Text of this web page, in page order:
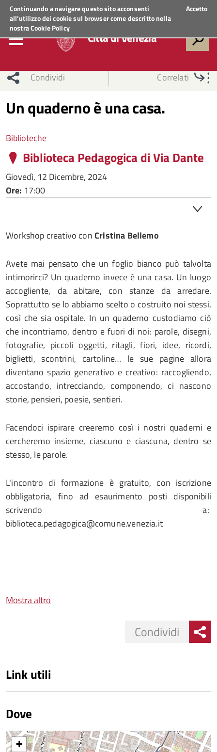
Continuando a navigare questo sito acconsenti
all'utilizzo dei cookie sul browser come descritto nella
nostraCookie Policy
Accetto
Regione VenetoACCEDI AI SERVIZI
Città di Venezia
Condividi Correlati
Un quaderno è una casa.
Biblioteche
Biblioteca Pedagogica di Via Dante
Giovedì, 12 Dicembre, 2024
Ore: 17:00
Workshop creativo conCristina Bellemo
Avete mai pensato che un foglio bianco può talvolta
intimorirci? Un quaderno invece è una casa. Un luogo
accogliente, da abitare, con stanze da arredare.
Soprattutto se lo abbiamo scelto o costruito noi stessi,
così che sia ospitale. In un quaderno custodiamo ciò
che incontriamo, dentro e fuori di noi: parole, disegni,
fotografie, piccoli oggetti, ritagli, fiori, idee, ricordi,
biglietti, scontrini, cartoline… le sue pagine allora
diventano spazio generativo e creativo: raccogliendo,
accostando, intrecciando, componendo, ci nascono
storie, pensieri, poesie, sentieri.
Facendoci ispirare creeremo così i nostri quaderni e
cercheremo insieme, ciascuno e ciascuna, dentro se
stesso, le parole.
L'incontro di formazione è gratuito, con iscrizione
obbligatoria, fino ad esaurimento posti disponibili
scrivendo a:
biblioteca.pedagogica@comune.venezia.it
Mostra altro
Condividi
Link utili
Dove
+